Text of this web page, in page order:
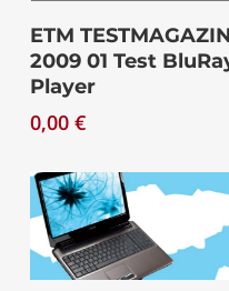
Download
ETM TESTMAGAZIN
2009 01 Test
Player
0,00 €